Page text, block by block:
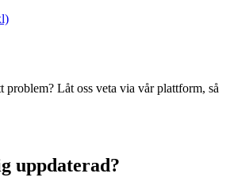
problem? Låt oss veta via vår plattform, så
uppdaterad?